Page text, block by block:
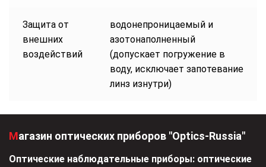
Защита от
внешних
воздействий
водонепроницаемый и
азотонаполненный
(допускает погружение в
воду, исключает запотевание
линз изнутри)
Магазин оптических приборов "Optics-Russia"
Оптические наблюдательные приборы: оптические